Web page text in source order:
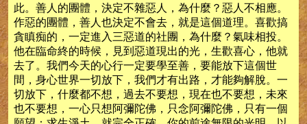
此。善人的團體，決定不雜惡人，為什麼？惡人不相應。
作惡的團體，善人也決定不會去，就是這個道理。喜歡搞
貪瞋痴的，一定進入三惡道的社團，為什麼？氣味相投。
他在臨命終的時候，見到惡道現出的光，生歡喜心，他就
去了。我們今天的心行一定要學至善，要能放下這個世
間，身心世界一切放下，我們才有出路，才能夠解脫。一
切放下，什麼都不想，過去不要想，現在也不要想，未來
也不要想，一心只想阿彌陀佛，只念阿彌陀佛，只有一個